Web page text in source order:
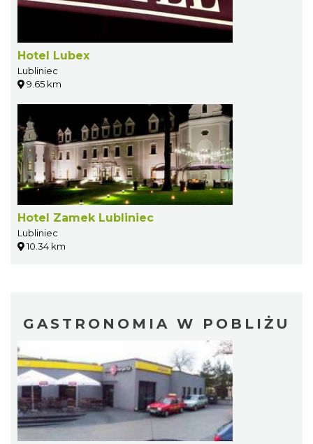
Hotel Lubex
Lubliniec
9.65 km
Hotel Zamek Lubliniec
Lubliniec
10.34 km
GASTRONOMIA W POBLIŻU